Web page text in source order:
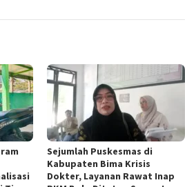
Sejumlah Puskesmas di
Kabupaten Bima Krisis
Dokter, Layanan Rawat Inap